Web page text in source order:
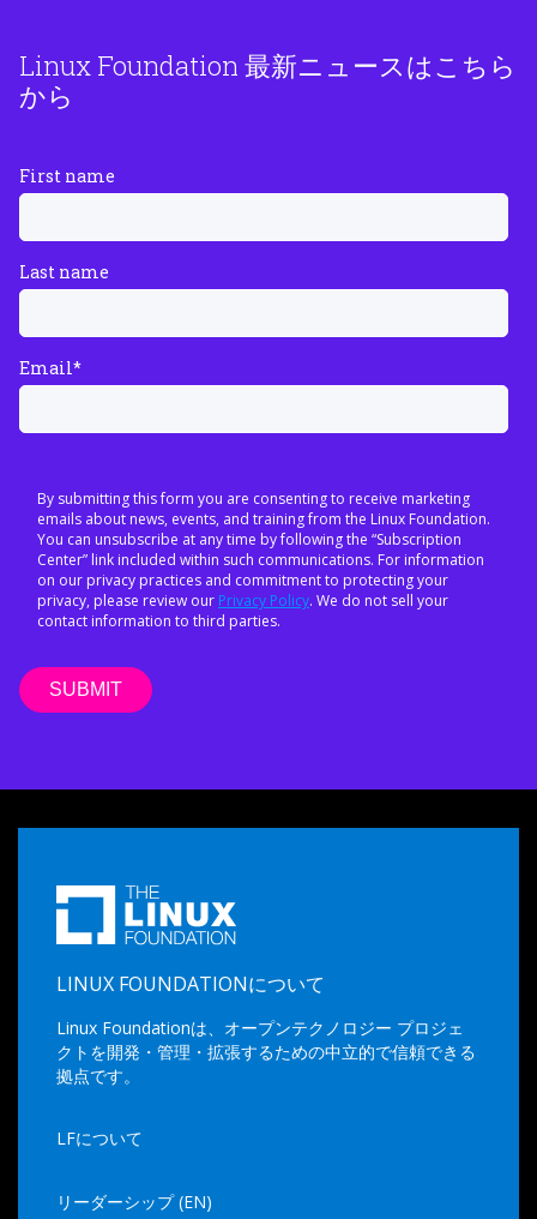
Linux Foundation 最新ニュースはこちら
から
First name
Last name
Email*
By submitting this form you are consenting to receive marketing
emails about news, events, and training from the Linux Foundation.
You can unsubscribe at any time by following the “Subscription
Center” link included within such communications. For information
on our privacy practices and commitment to protecting your
privacy, please review our Privacy Policy. We do not sell your
contact information to third parties.
LINUX FOUNDATIONについて
Linux Foundationは、オープンテクノロジー プロジェ
クトを開発・管理・拡張するための中立的で信頼できる
拠点です。
LFについて
リーダーシップ (EN)